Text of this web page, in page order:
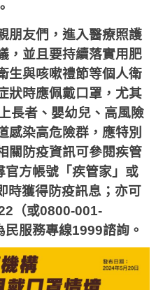
朋友們，進入醫療照護
，並且要持續落實用肥
生與咳嗽禮節等個人衛
狀時應佩戴口罩，尤其
長者、嬰幼兒、高風險
感染高危險群，應特別
關防疫資訊可參閱疾管
官方帳號「疾管家」或
時獲得防疫訊息；亦可
（或0800-001-
民服務專線1999諮詢。